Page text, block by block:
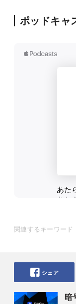
ポッドキャ
関連するキーワード
暗
シェア